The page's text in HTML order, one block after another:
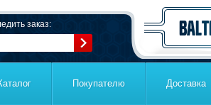
заказ:
Покупателю Доставка